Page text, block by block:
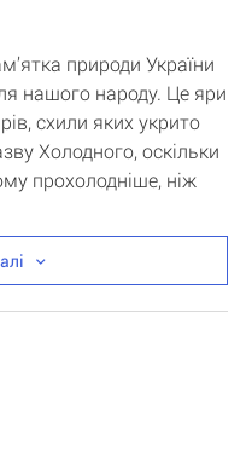
природи України
нашого народу. Це яри
схили яких укрито
Холодного, оскільки
прохолодніше, ніж